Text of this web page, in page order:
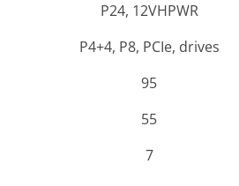
P24, 12VHPWR
P4+4, P8, PCIe, drives
95
55
7